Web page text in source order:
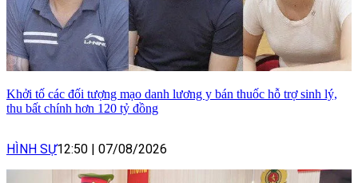
Khởi tố các đối tượng mạo danh lương y bán thuốc hỗ trợ sinh lý,
thu bất chính hơn 120 tỷ đồng
HÌNH SỰ12:50 | 07/08/2026